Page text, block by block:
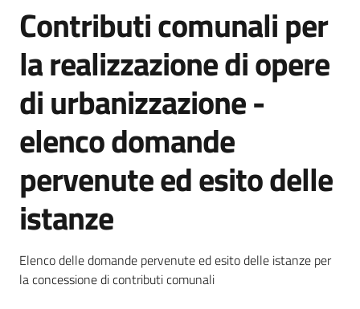
Contributi comunali per
la realizzazione di opere
di urbanizzazione -
elenco domande
pervenute ed esito delle
istanze
Dettagli della notizia
Elenco delle domande pervenute ed esito delle istanze per
la concessione di contributi comunali